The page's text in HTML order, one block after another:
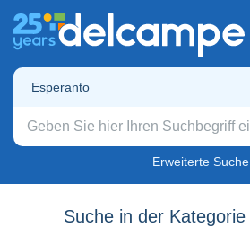
Esperanto
Erweiterte Suche
Suche in der Kategorie